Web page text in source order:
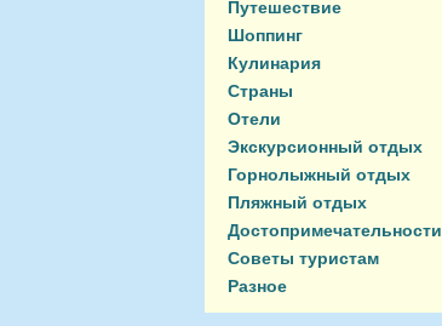
Путешествие
Шоппинг
Кулинария
Страны
Отели
Экскурсионный отдых
Горнолыжный отдых
Пляжный отдых
Достопримечательности
Советы туристам
Разное